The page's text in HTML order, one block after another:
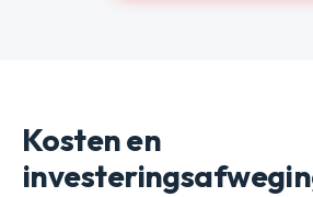
Kosten en